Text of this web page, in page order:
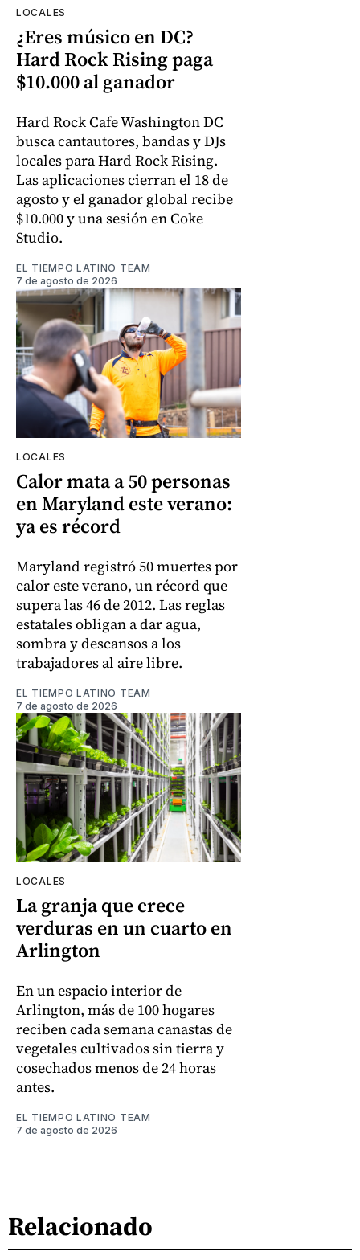
LOCALES
¿Eres músico en DC?
Hard Rock Rising paga
$10.000 al ganador
Hard Rock Cafe Washington DC
busca cantautores, bandas y DJs
locales para Hard Rock Rising.
Las aplicaciones cierran el 18 de
agosto y el ganador global recibe
$10.000 y una sesión en Coke
Studio.
EL TIEMPO LATINO TEAM
7 de agosto de 2026
LOCALES
Calor mata a 50 personas
en Maryland este verano:
ya es récord
Maryland registró 50 muertes por
calor este verano, un récord que
supera las 46 de 2012. Las reglas
estatales obligan a dar agua,
sombra y descansos a los
trabajadores al aire libre.
EL TIEMPO LATINO TEAM
7 de agosto de 2026
LOCALES
La granja que crece
verduras en un cuarto en
Arlington
En un espacio interior de
Arlington, más de 100 hogares
reciben cada semana canastas de
vegetales cultivados sin tierra y
cosechados menos de 24 horas
antes.
EL TIEMPO LATINO TEAM
7 de agosto de 2026
Relacionado